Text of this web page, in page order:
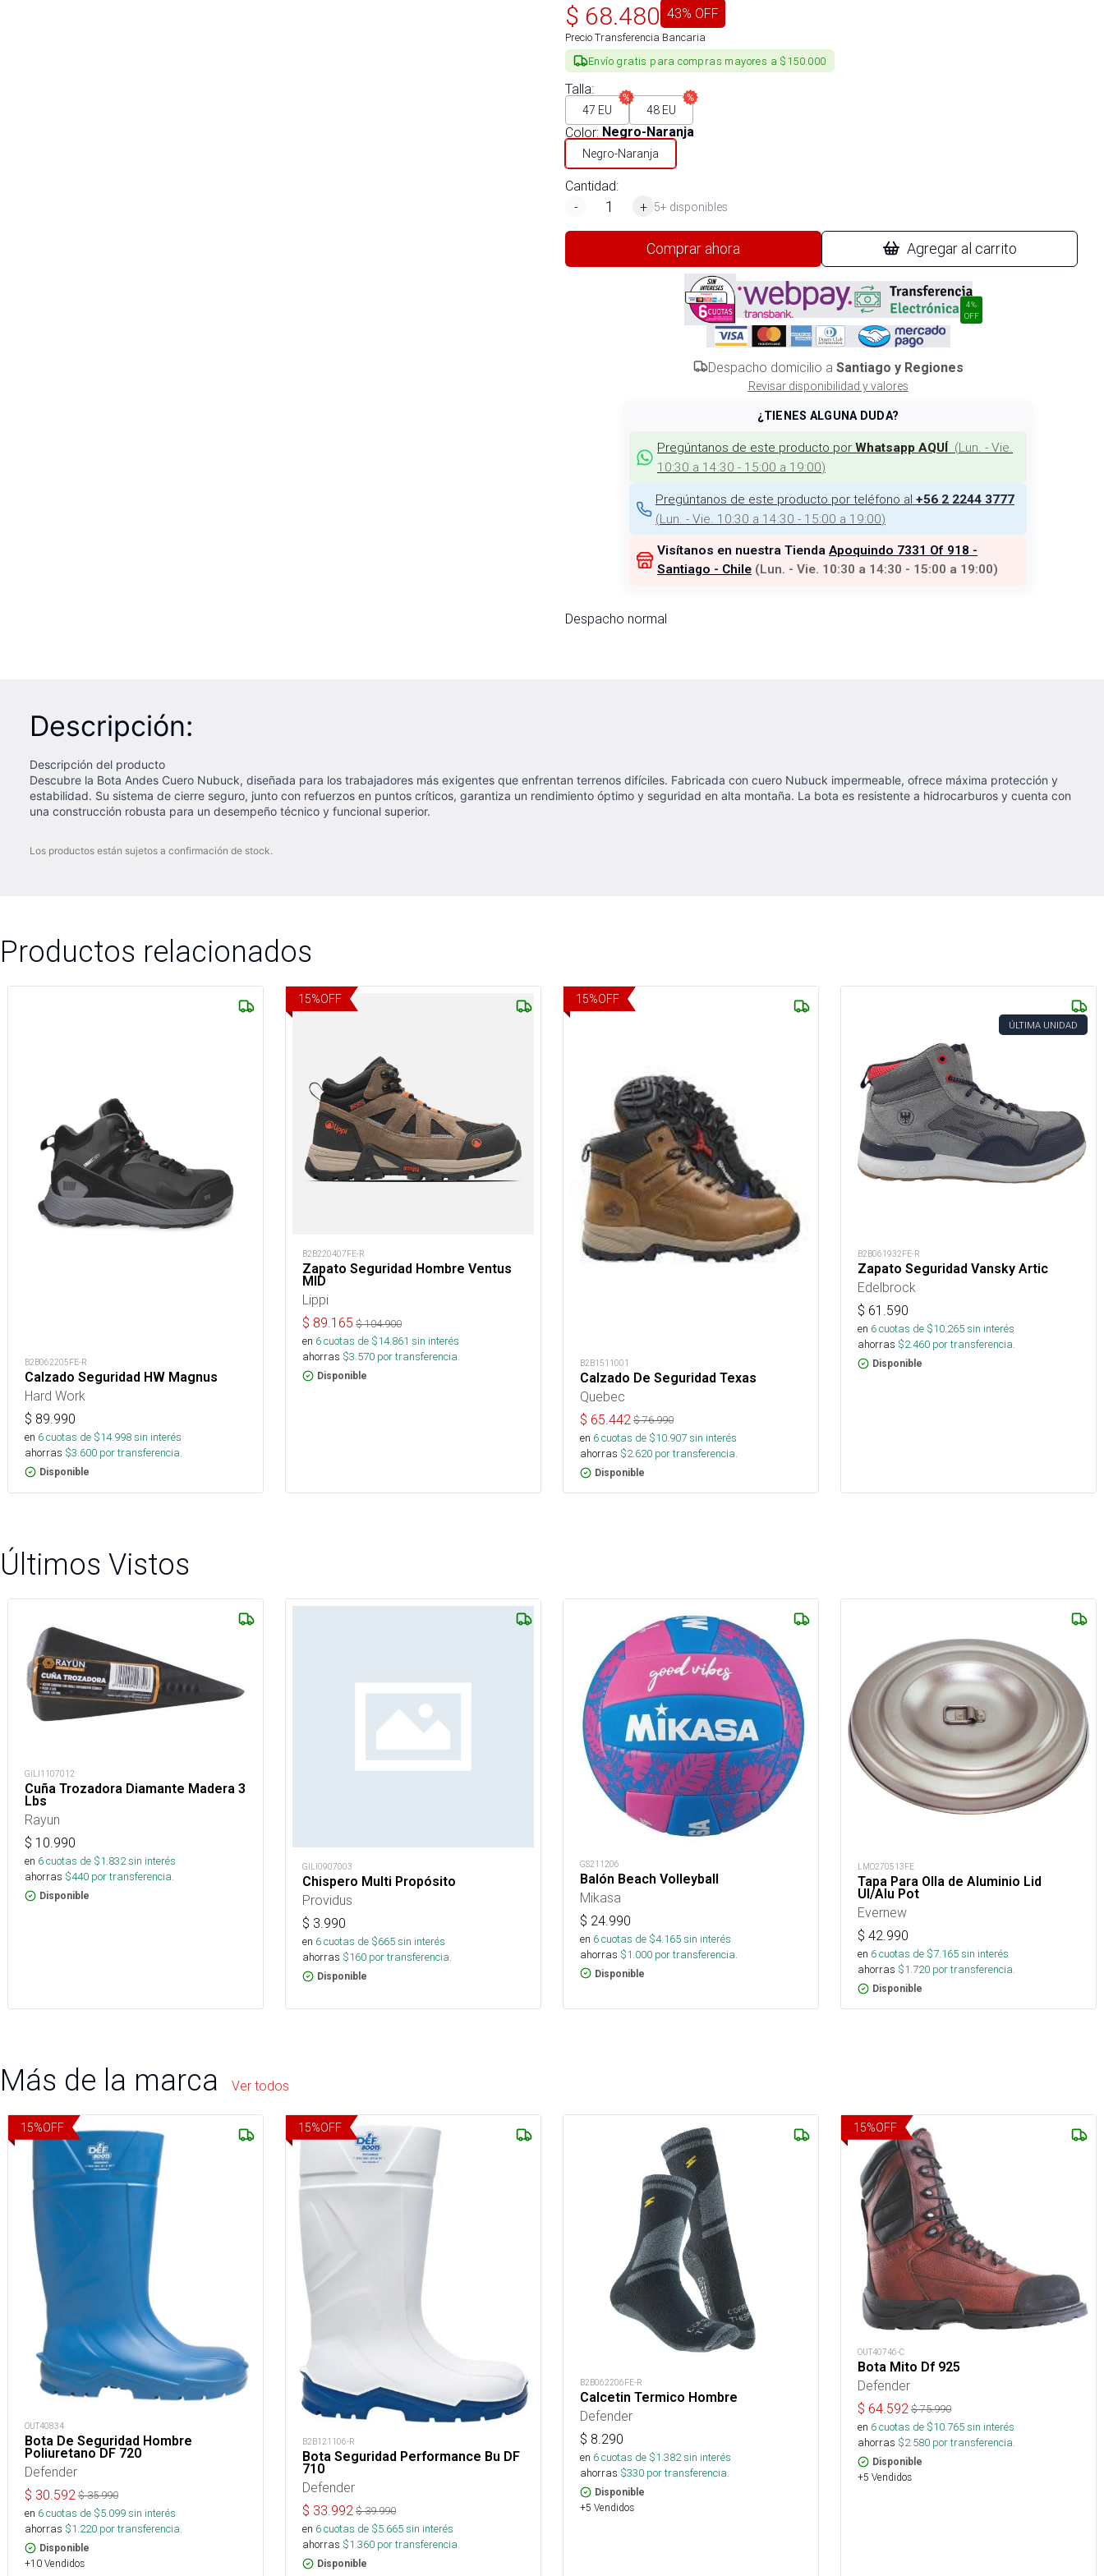
$ 68.480 43% OFF
Precio Transferencia Bancaria
Envío gratis para compras mayores a $150.000
Talla:
47 EU 48 EU
Color: Negro-Naranja
Negro-Naranja
Cantidad:
-
+ 5+ disponibles
Comprar ahora Agregar al carrito
4%
OFF
Despacho domicilio a Santiago y Regiones
Revisar disponibilidad y valores
¿TIENES ALGUNA DUDA?
Pregúntanos de este producto por Whatsapp AQUÍ (Lun. - Vie.
10:30 a 14:30 - 15:00 a 19:00)
Pregúntanos de este producto por teléfono al +56 2 2244 3777
(Lun. - Vie. 10:30 a 14:30 - 15:00 a 19:00)
Visítanos en nuestra Tienda Apoquindo 7331 Of 918 -
Santiago - Chile (Lun. - Vie. 10:30 a 14:30 - 15:00 a 19:00)
Despacho normal
Descripción:
Descripción del producto
Descubre la Bota Andes Cuero Nubuck, diseñada para los trabajadores más exigentes que enfrentan terrenos difíciles. Fabricada con cuero Nubuck impermeable, ofrece máxima protección y
estabilidad. Su sistema de cierre seguro, junto con refuerzos en puntos críticos, garantiza un rendimiento óptimo y seguridad en alta montaña. La bota es resistente a hidrocarburos y cuenta con
una construcción robusta para un desempeño técnico y funcional superior.
Los productos están sujetos a confirmación de stock.
Productos relacionados
B2B062205FE-R
Calzado Seguridad HW Magnus
Hard Work
$ 89.990
en 6cuotas de $14.998sin interés
ahorras $3.600 por transferencia.
Disponible
15%OFF
B2B220407FE-R
Zapato Seguridad Hombre Ventus
MID
Lippi
$ 89.165 $104.900
en 6cuotas de $14.861 sin interés
ahorras $3.570 por transferencia.
Disponible
15%OFF
B2B1511001
Calzado De Seguridad Texas
Quebec
$ 65.442 $76.990
en 6cuotas de $10.907sin interés
ahorras $2.620 por transferencia.
Disponible
ÚLTIMA UNIDAD
B2B061932FE-R
Zapato Seguridad Vansky Artic
Edelbrock
$ 61.590
en 6cuotas de $10.265sin interés
ahorras $2.460 por transferencia.
Disponible
Últimos Vistos
GILI1107012
Cuña Trozadora Diamante Madera 3
Lbs
Rayun
$ 10.990
en 6cuotas de $1.832sin interés
ahorras $440 por transferencia.
Disponible
GILI0907003
Chispero Multi Propósito
Providus
$ 3.990
en 6cuotas de $665sin interés
ahorras $160 por transferencia.
Disponible
GS211206
Balón Beach Volleyball
Mikasa
$ 24.990
en 6cuotas de $4.165sin interés
ahorras $1.000 por transferencia.
Disponible
LMO270513FE
Tapa Para Olla de Aluminio Lid
Ul/Alu Pot
Evernew
$ 42.990
en 6cuotas de $7.165sin interés
ahorras $1.720 por transferencia.
Disponible
Más de la marca Ver todos
15%OFF
OUT40834
Bota De Seguridad Hombre
Poliuretano DF 720
Defender
$ 30.592 $35.990
en 6cuotas de $5.099sin interés
ahorras $1.220 por transferencia.
Disponible
+10 Vendidos
15%OFF
B2B121106-R
Bota Seguridad Performance Bu DF
710
Defender
$ 33.992 $39.990
en 6cuotas de $5.665sin interés
ahorras $1.360 por transferencia.
Disponible
B2B062206FE-R
Calcetin Termico Hombre
Defender
$ 8.290
en 6cuotas de $1.382sin interés
ahorras $330 por transferencia.
Disponible
+5 Vendidos
15%OFF
OUT40746-C
Bota Mito Df 925
Defender
$ 64.592 $75.990
en 6cuotas de $10.765sin interés
ahorras $2.580 por transferencia.
Disponible
+5 Vendidos